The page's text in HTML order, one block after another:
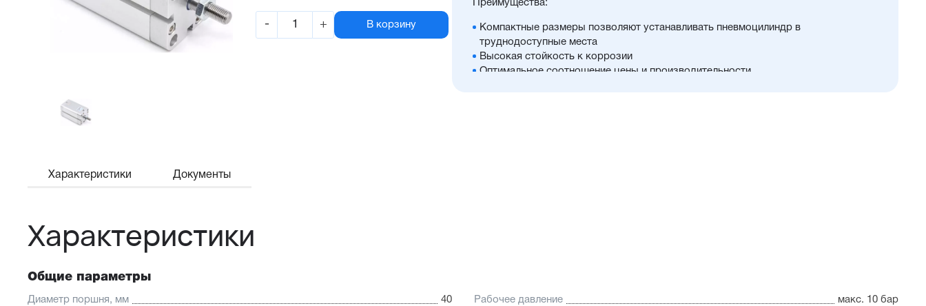
- + В корзину
Преимущества:
Компактные размеры позволяют устанавливать пневмоцилиндр в
труднодоступные места
Высокая стойкость к коррозии
Оптимальное соотношение цены и производительности
Характеристики Документы
Характеристики
Общие параметры
Диаметр поршня, мм 40 Рабочее давление макс. 10 бар